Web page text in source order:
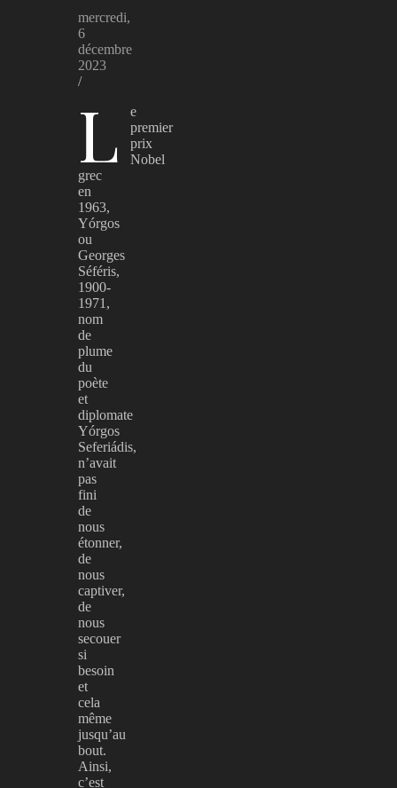
mercredi,
6
décembre
2023
/
L
e
premier
prix
Nobel
grec
en
1963,
Yórgos
ou
Georges
Séféris,
1900-
1971,
nom
de
plume
du
poète
et
diplomate
Yórgos
Seferiádis,
n’avait
pas
fini
de
nous
étonner,
de
nous
captiver,
de
nous
secouer
si
besoin
et
cela
même
jusqu’au
bout.
Ainsi,
c’est